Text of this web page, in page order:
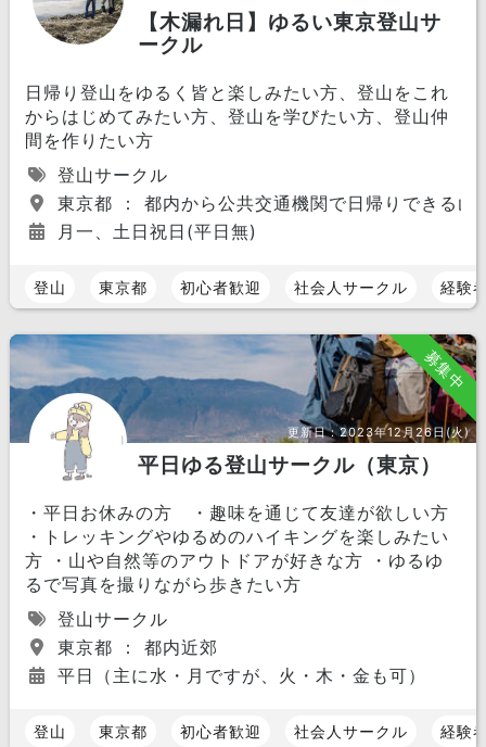
【木漏れ日】ゆるい東京登山サ
ークル
日帰り登山をゆるく皆と楽しみたい方、登山をこれ
からはじめてみたい方、登山を学びたい方、登山仲
間を作りたい方
登山サークル
東京都 ： 都内から公共交通機関で日帰りできる山
月一、土日祝日(平日無)
登山 東京都 初心者歓迎 社会人サークル 経験
募集中
更新日：2023年12月26日(火)
平日ゆる登山サークル（東京）
・平日お休みの方 ・趣味を通じて友達が欲しい方
・トレッキングやゆるめのハイキングを楽しみたい
方 ・山や自然等のアウトドアが好きな方 ・ゆるゆ
るで写真を撮りながら歩きたい方
登山サークル
東京都 ： 都内近郊
平日（主に水・月ですが、火・木・金も可）
登山 東京都 初心者歓迎 社会人サークル 経験